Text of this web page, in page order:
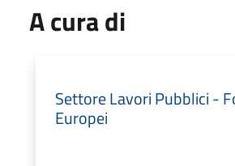
A cura di
Settore Lavori Pubblici -
Europei